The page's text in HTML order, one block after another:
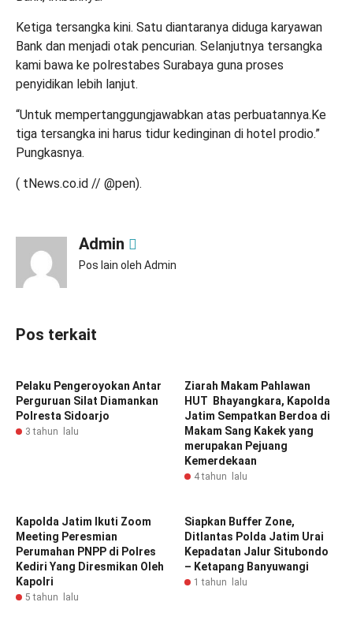
Ketiga tersangka kini. Satu diantaranya diduga karyawan
Bank dan menjadi otak pencurian. Selanjutnya tersangka
kami bawa ke polrestabes Surabaya guna proses
penyidikan lebih lanjut.
“Untuk mempertanggungjawabkan atas perbuatannya.Ke
tiga tersangka ini harus tidur kedinginan di hotel prodio.”
Pungkasnya.
( tNews.co.id // @pen).
Admin
Pos lain oleh Admin
Pos terkait
Pelaku Pengeroyokan Antar
Perguruan Silat Diamankan
Polresta Sidoarjo
3 tahun lalu
Ziarah Makam Pahlawan
HUT Bhayangkara, Kapolda
Jatim Sempatkan Berdoa di
Makam Sang Kakek yang
merupakan Pejuang
Kemerdekaan
4 tahun lalu
Kapolda Jatim Ikuti Zoom
Meeting Peresmian
Perumahan PNPP di Polres
Kediri Yang Diresmikan Oleh
Kapolri
5 tahun lalu
Siapkan Buffer Zone,
Ditlantas Polda Jatim Urai
Kepadatan Jalur Situbondo
– Ketapang Banyuwangi
1 tahun lalu